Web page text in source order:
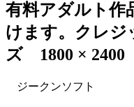
有料アダルト作
けます。クレ
ズ 1800 × 2400
ジークンソフト